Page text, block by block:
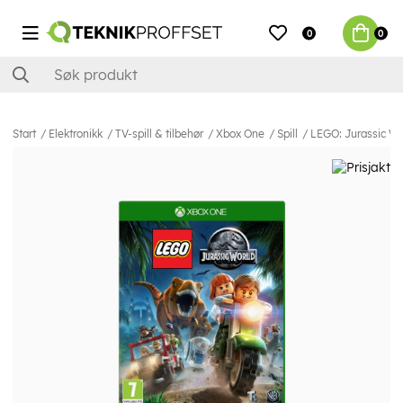
0 0
Start Elektronikk TV-spill & tilbehør Xbox One Spill LEGO: Jurassic